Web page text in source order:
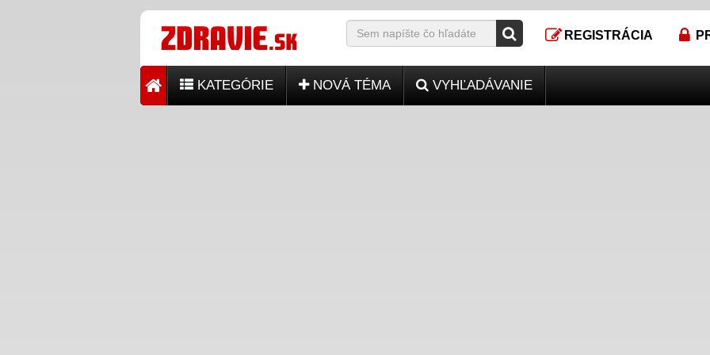
REGISTRÁCIA
KATEGÓRIE NOVÁ TÉMA VYHĽADÁVANIE